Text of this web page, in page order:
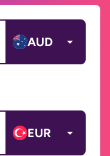
AUD
EUR